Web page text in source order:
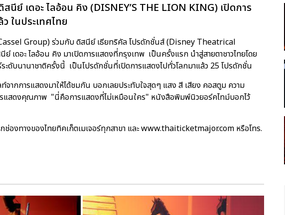
นีย์ เดอะ ไลอ้อน คิง (DISNEY’S THE LION KING) เปิดการ
ในประเทศไทย
Group) ร่วมกับ ดิสนีย์ เธียทริคัล โปรดักชั่นส์ (Disney Theatrical
เดอะ ไลอ้อน คิง มาเปิดการแสดงที่กรุงเทพ เป็นครั้งแรก นำสู่สายตาชาวไทยโดย
ระดับนานาชาติครั้งนี้ เป็นโปรดักชั่นที่เปิดการแสดงไปทั่วโลกมาแล้ว 25 โปรดักชั่น
จากการแสดงมาให้ได้ชมกัน บอกเลยประทับใจสุดๆ แสง สี เสียง คอสตูม ความ
แสดงคุณภาพ "นี่คือการแสดงที่ไม่เหมือนใคร" หนังสือพิมพ์นิวยอร์คไทม์บอกไว้
องทางของไทยทิคเก็ตเมเจอร์ทุกสาขา และ www.thaiticketmajor.com หรือโทร.